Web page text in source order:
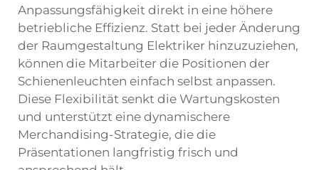
Anpassungsfähigkeit direkt in eine höhere
betriebliche Effizienz. Statt bei jeder Änderung
der Raumgestaltung Elektriker hinzuzuziehen,
können die Mitarbeiter die Positionen der
Schienenleuchten einfach selbst anpassen.
Diese Flexibilität senkt die Wartungskosten
und unterstützt eine dynamischere
Merchandising-Strategie, die die
Präsentationen langfristig frisch und